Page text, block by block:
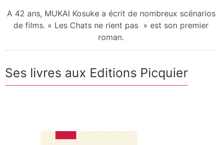
A 42 ans, MUKAI Kosuke a écrit de nombreux scénarios
de films. « Les Chats ne rient pas » est son premier
roman.
Ses livres aux Editions Picquier